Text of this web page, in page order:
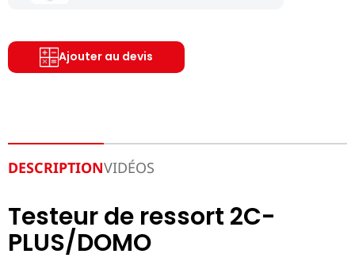
Ajouter au devis
DESCRIPTIONVIDÉOS
Testeur de ressort 2C-
PLUS/DOMO